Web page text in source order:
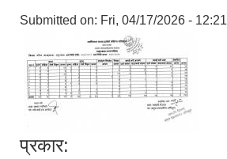
Submitted on: Fri, 04/17/2026 - 12:21
प्रकार: